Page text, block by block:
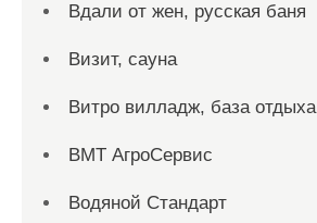
Вдали от жен, русская баня
Визит, сауна
Витро вилладж, база отдыха
ВМТ АгроСервис
Водяной Стандарт